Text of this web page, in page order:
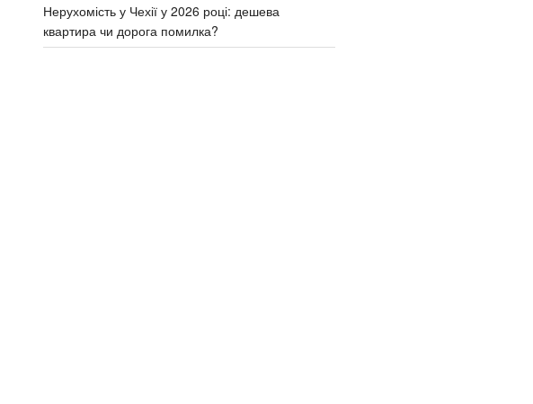
Нерухомість у Чехії у 2026 році: дешева
квартира чи дорога помилка?